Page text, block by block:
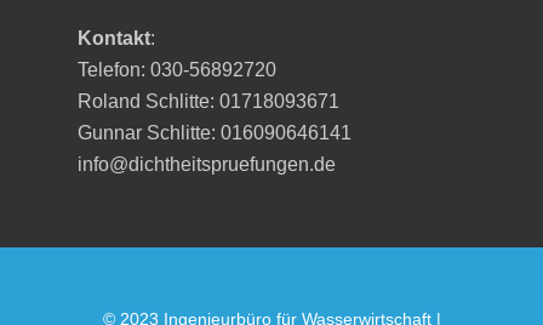
Kontakt:
Telefon: 030-56892720
Roland Schlitte: 01718093671
Gunnar Schlitte: 016090646141
info@dichtheitspruefungen.de
© 2023 Ingenieurbüro für Wasserwirtschaft |